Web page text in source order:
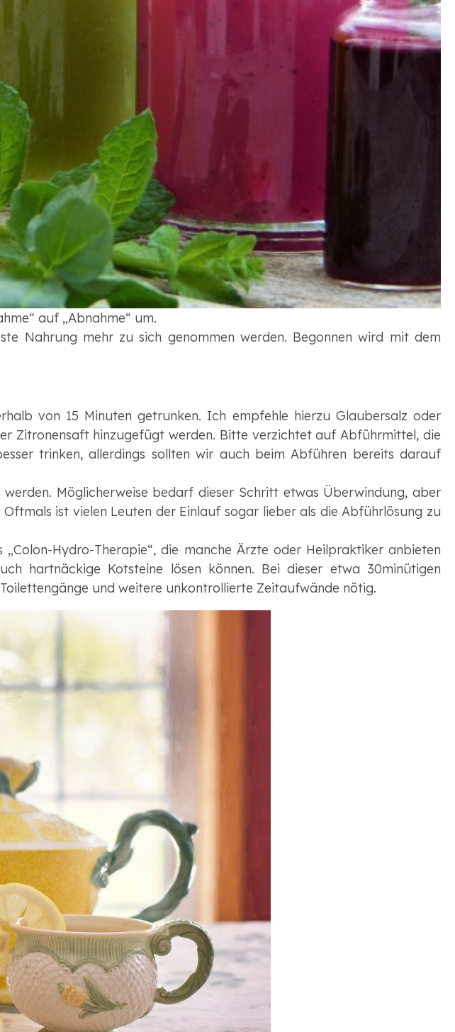
auf „Abnahme“ um.
Nahrung mehr zu sich genommen werden. Begonnen wird mit dem
von 15 Minuten getrunken. Ich empfehle hierzu Glaubersalz oder
Zitronensaft hinzugefügt werden. Bitte verzichtet auf Abführmittel, die
trinken, allerdings sollten wir auch beim Abführen bereits darauf
Möglicherweise bedarf dieser Schritt etwas Überwindung, aber
ist vielen Leuten der Einlauf sogar lieber als die Abführlösung zu
Hydro-Therapie“, die manche Ärzte oder Heilpraktiker anbieten
hartnäckige Kotsteine lösen können. Bei dieser etwa 30minütigen
und weitere unkontrollierte Zeitaufwände nötig.